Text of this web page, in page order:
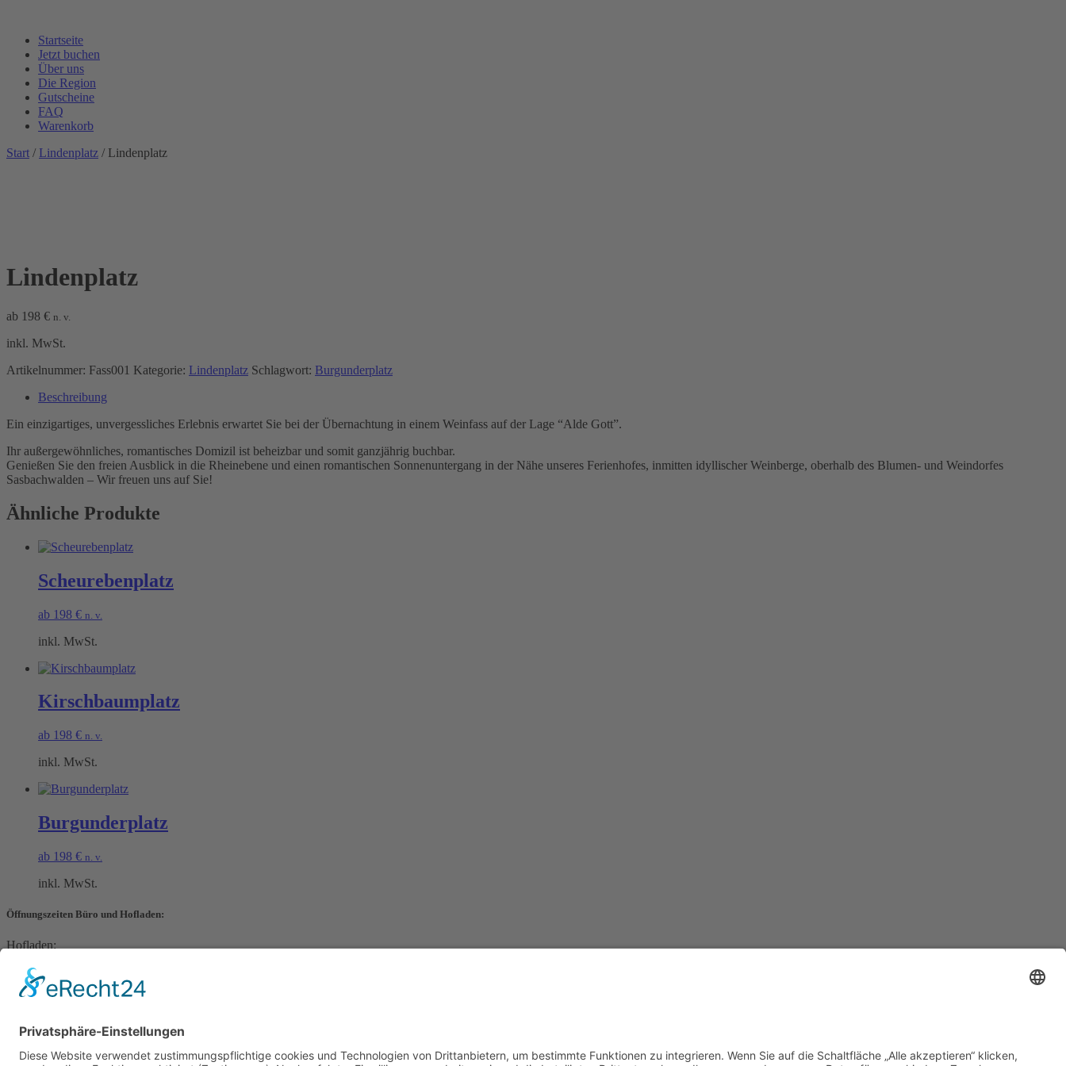
Startseite
Jetzt buchen
Über uns
Die Region
Gutscheine
FAQ
Warenkorb
Start / Lindenplatz / Lindenplatz
Lindenplatz
ab 198 € n. v.
inkl. MwSt.
Artikelnummer: Fass001 Kategorie: Lindenplatz Schlagwort: Burgunderplatz
Beschreibung
Ein einzigartiges, unvergessliches Erlebnis erwartet Sie bei der Übernachtung in einem Weinfass auf der Lage “Alde Gott”.
Ihr außergewöhnliches, romantisches Domizil ist beheizbar und somit ganzjährig buchbar.
Genießen Sie den freien Ausblick in die Rheinebene und einen romantischen Sonnenuntergang in der Nähe unseres Ferienhofes, inmitten idyllischer Weinberge, oberhalb des Blumen- und Weindorfes
Sasbachwalden – Wir freuen uns auf Sie!
Ähnliche Produkte
Scheurebenplatz
ab 198 € n. v.
inkl. MwSt.
Kirschbaumplatz
ab 198 € n. v.
inkl. MwSt.
Burgunderplatz
ab 198 € n. v.
inkl. MwSt.
Öffnungszeiten Büro und Hofladen:
Hofladen:
Telefonisch erreichen Sie uns:
Montag bis Freitag von 09:00 – 11:30 Uhr
Warenkorb
Kasse
Datenschutzerklärung